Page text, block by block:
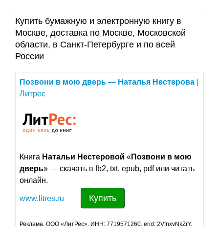
Купить бумажную и электронную книгу в
Москве, доставка по Москве, Московской
области, в Санкт-Петербурге и по всей
России
Позвони в мою дверь — Наталья Нестерова
Литрес
Книга Натальи Нестеровой «Позвони в мою
дверь» — скачать в fb2, txt, epub, pdf или читать
онлайн.
www.litres.ru Купить
Реклама. ООО «ЛитРес», ИНН: 7719571260, erid: 2VfnxyNkZrY.